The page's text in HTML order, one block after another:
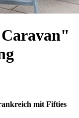
mit Fifties